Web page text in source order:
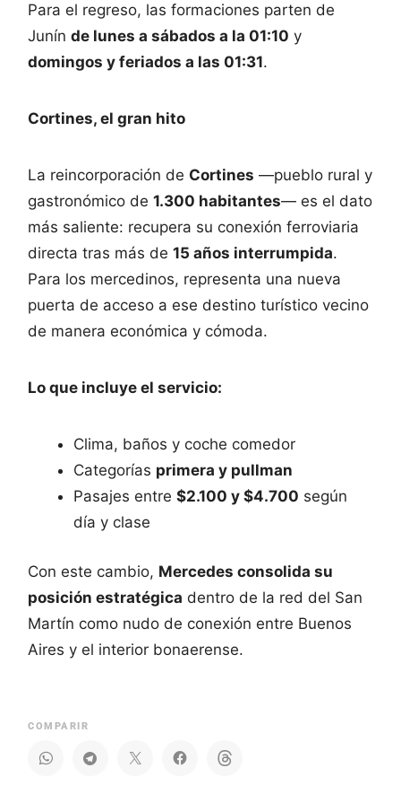
Para el regreso, las formaciones parten de
Junín de lunes a sábados a la 01:10 y
domingos y feriados a las 01:31.
Cortines, el gran hito
La reincorporación de Cortines —pueblo rural y
gastronómico de 1.300 habitantes— es el dato
más saliente: recupera su conexión ferroviaria
directa tras más de 15 años interrumpida.
Para los mercedinos, representa una nueva
puerta de acceso a ese destino turístico vecino
de manera económica y cómoda.
Lo que incluye el servicio:
Clima, baños y coche comedor
Categorías primera y pullman
Pasajes entre $2.100 y $4.700 según
día y clase
Con este cambio, Mercedes consolida su
posición estratégica dentro de la red del San
Martín como nudo de conexión entre Buenos
Aires y el interior bonaerense.
COMPARIR